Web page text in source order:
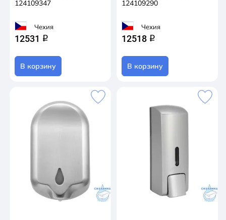
124109347
Чехия
12531 q
В корзину
124109290
Чехия
12518 q
В корзину